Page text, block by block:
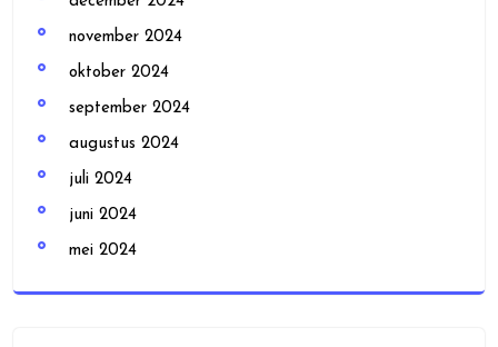
november 2024
oktober 2024
september 2024
augustus 2024
juli 2024
juni 2024
mei 2024